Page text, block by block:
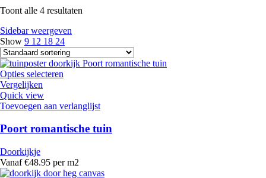
Toont alle 4 resultaten
Sidebar weergeven
Show 9 12 18 24
Opties selecteren
Vergelijken
Quick view
Toevoegen aan verlanglijst
Poort romantische tuin
Doorkijkje
Vanaf €48.95 per m2